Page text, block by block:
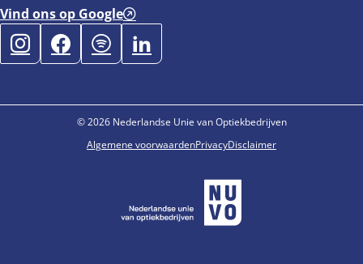
Vind ons op Google
© 2026 Nederlandse Unie van Optiekbedrijven
Algemene voorwaardenPrivacyDisclaimer